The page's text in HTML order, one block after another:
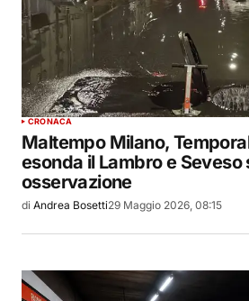
CRONACA
Maltempo Milano,
esonda il Lambro e Seveso
osservazione
di Andrea Bosetti29 Maggio 2026, 08:15